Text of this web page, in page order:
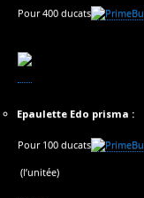
Pour 400 ducats
Epaulette Edo prisma :
Pour 100 ducats
(l’unitée)